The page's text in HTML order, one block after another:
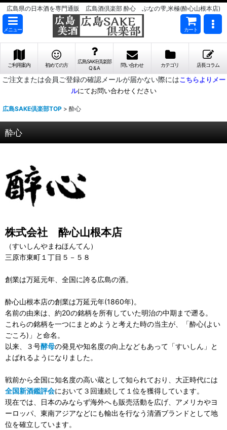
広島県の日本酒を専門通販 広島酒倶楽部 酔心 ぶなの雫,米極(酔心山根本店)
メニュー カート
ご利用案内 初めての方
広島SAKE倶楽部
Q & A
問い合わせ カテゴリ 店長コラム
ご注文または会員ご登録の確認メールが届かない際にはこちらよりメー
ルにてお問い合わせください
広島SAKE倶楽部TOP > 酔心
酔心
株式会社 酔心山根本店
（すいしんやまねほんてん）
三原市東町１丁目５－５８
創業は万延元年、全国に誇る広島の酒。
酔心山根本店の創業は万延元年(1860年)。
名前の由来は、約20の銘柄を所有していた明治の中期まで遡る。
これらの銘柄を一つにまとめようと考えた時の当主が、「酔心(よい
ごころ)」と命名。
以来、３号酵母の発見や知名度の向上などもあって「すいしん」と
よばれるようになりました。
戦前から全国に知名度の高い蔵として知られており、大正時代には
全国新酒鑑評会において３回連続して１位を獲得しています。
現在では、日本のみならず海外へも販売活動を広げ、アメリカやヨ
ーロッパ、東南アジアなどにも輸出を行なう清酒ブランドとして地
位を確立しています。